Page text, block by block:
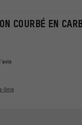
COURBÉ EN
Unis